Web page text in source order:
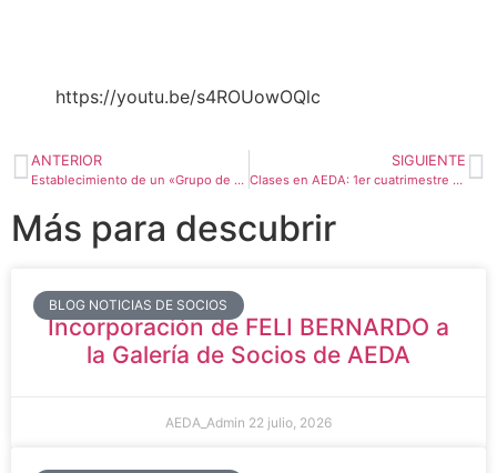
https://youtu.be/s4ROUowOQlc
ANTERIOR
Establecimiento de un «Grupo de AYUDA» para AEDA
SIGUIENTE
Clases en AEDA: 1er cuatrimestre curso 2020-21
Más para descubrir
BLOG NOTICIAS DE SOCIOS
Incorporación de FELI BERNARDO a
la Galería de Socios de AEDA
AEDA_Admin 22 julio, 2026